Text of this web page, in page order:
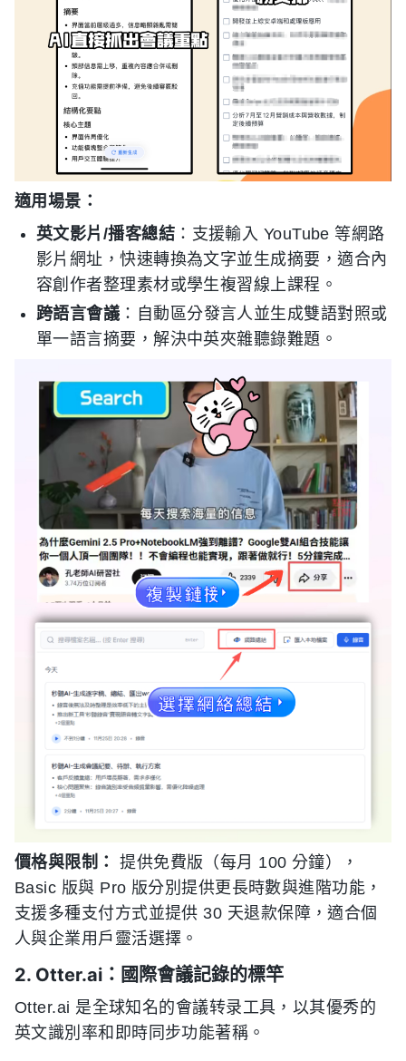
適用場景：
英文影片/播客總結 ：支援輸入 YouTube 等網路
影片網址，快速轉換為文字並生成摘要，適合內
容創作者整理素材或學生複習線上課程。
跨語言會議 ：自動區分發言人並生成雙語對照或
單一語言摘要，解決中英夾雜聽錄難題。
價格與限制：
提供免費版（每月 100 分鐘），
Basic 版與 Pro 版分別提供更長時數與進階功能，
支援多種支付方式並提供 30 天退款保障，適合個
人與企業用戶靈活選擇。
2. Otter.ai：國際會議記錄的標竿
Otter.ai 是全球知名的會議转录工具，以其優秀的
英文識別率和即時同步功能著稱。